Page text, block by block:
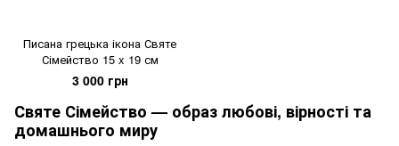
Писана грецька ікона Святе
Сімейство 15 x 19 см
3 000 грн
Святе Сімейство — образ любові, вірності та
домашнього миру